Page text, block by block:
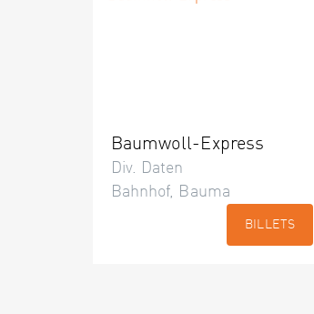
Baumwoll-Express
Div. Daten
Bahnhof, Bauma
BILLETS